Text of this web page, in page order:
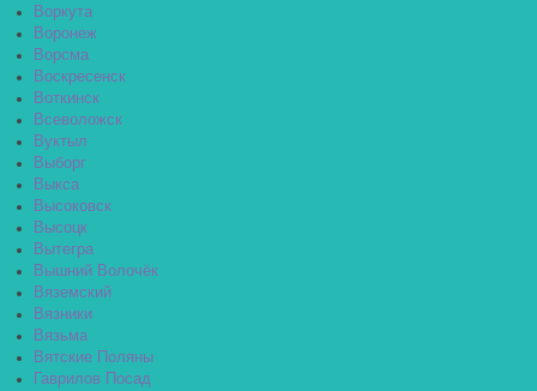
Воркута
Воронеж
Ворсма
Воскресенск
Воткинск
Всеволожск
Вуктыл
Выборг
Выкса
Высоковск
Высоцк
Вытегра
Вышний Волочёк
Вяземский
Вязники
Вязьма
Вятские Поляны
Гаврилов Посад